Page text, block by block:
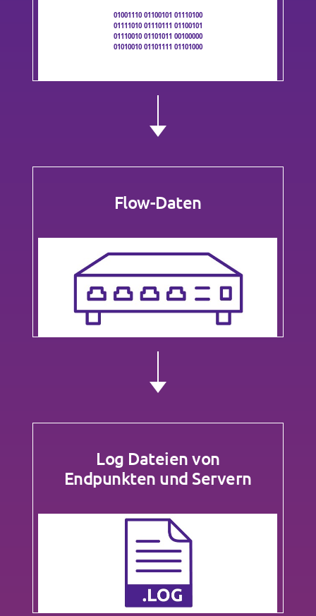
01001110 01100101 01110100
01111010 01110111 01100101
01110010 01101011 00100000
01010010 01101111 01101000
Flow-Daten
Log Dateien von
Endpunkten und Servern